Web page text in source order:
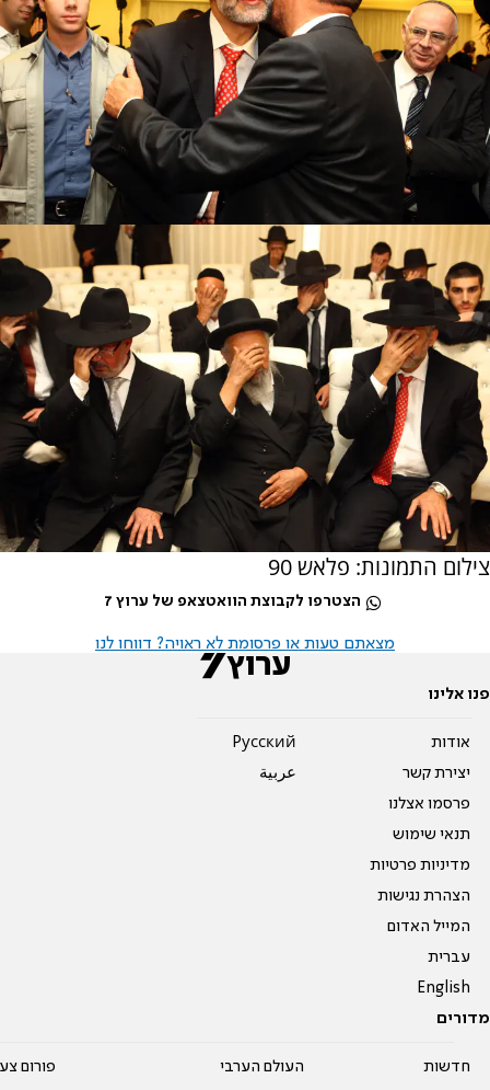
צילום התמונות: פלאש 90
הצטרפו לקבוצת הוואטצאפ של ערוץ 7
מצאתם טעות או פרסומת לא ראויה? דווחו לנו
פנו אלינו
אודות
יצירת קשר
פרסמו אצלנו
תנאי שימוש
מדיניות פרטיות
הצהרת נגישות
המייל האדום
עברית
English
Pусский
عربية
מדורים
חדשות
העולם הערבי
פורום